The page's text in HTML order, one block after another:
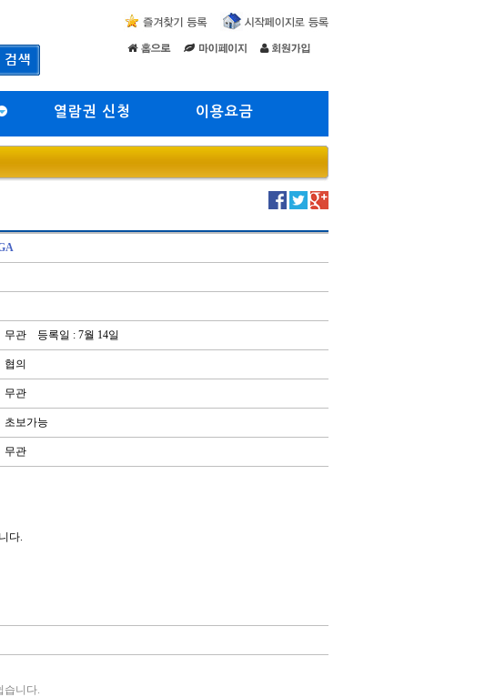
열람권 신청 이용요금
무관 등록일 : 7월 14일
협의
무관
초보가능
무관
다.
습니다.